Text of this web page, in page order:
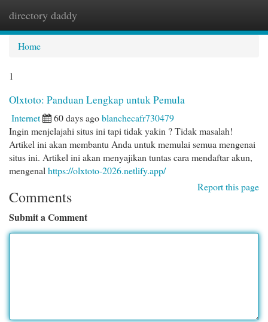
directory daddy
Home
1
Olxtoto: Panduan Lengkap untuk Pemula
Internet 60 days agoblanchecafr730479
Ingin menjelajahi situs ini tapi tidak yakin ? Tidak masalah!
Artikel ini akan membantu Anda untuk memulai semua mengenai
situs ini. Artikel ini akan menyajikan tuntas cara mendaftar akun,
mengenal https://olxtoto-2026.netlify.app/
Report this page
Comments
Submit a Comment